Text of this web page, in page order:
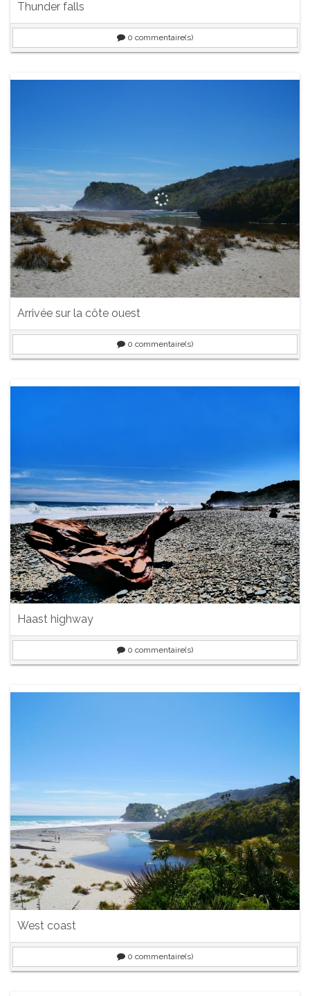
Thunder falls
0 commentaire(s)
Arrivée sur la côte ouest
0 commentaire(s)
Haast highway
0 commentaire(s)
West coast
0 commentaire(s)